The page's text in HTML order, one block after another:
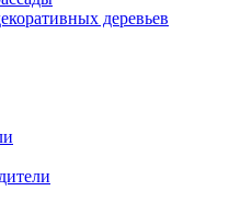
деревьев